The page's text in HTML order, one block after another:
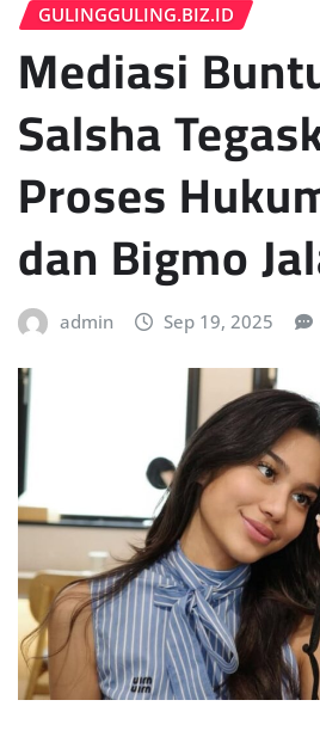
GULINGGULING.BIZ.ID
Mediasi
Salsha
Proses
dan Bigmo
admin Sep 19, 2025